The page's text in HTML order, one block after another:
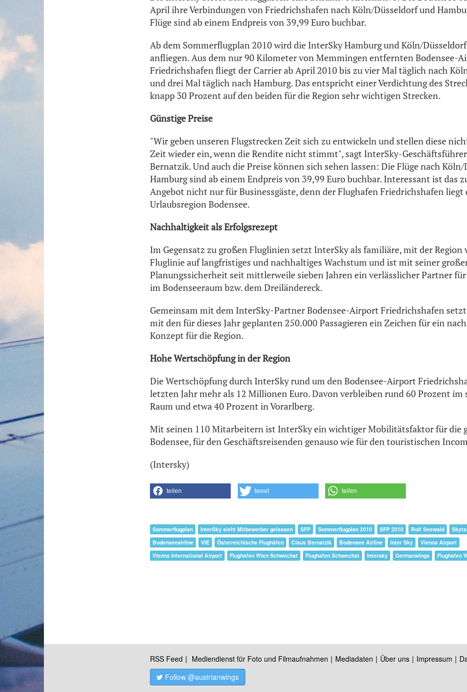
April ihre Verbindungen von Friedrichshafen nach Köln/Düsseldorf und
Flüge sind ab einem Endpreis von 39,99 Euro buchbar.
Ab dem Sommerflugplan 2010 wird die InterSky Hamburg und Köln/
anfliegen. Aus dem nur 90 Kilometer von Memmingen entfernten Bodensee-
Friedrichshafen fliegt der Carrier ab April 2010 bis zu vier Mal täglich nach
und drei Mal täglich nach Hamburg. Das entspricht einer Verdichtung des
knapp 30 Prozent auf den beiden für die Region sehr wichtigen Strecken.
Günstige Preise
"Wir geben unseren Flugstrecken Zeit sich zu entwickeln und stellen diese
Zeit wieder ein, wenn die Rendite nicht stimmt", sagt InterSky-
Bernatzik. Und auch die Preise können sich sehen lassen: Die Flüge nach
Hamburg sind ab einem Endpreis von 39,99 Euro buchbar. Interessant ist das
Angebot nicht nur für Businessgäste, denn der Flughafen Friedrichshafen
Urlaubsregion Bodensee.
Nachhaltigkeit als Erfolgsrezept
Im Gegensatz zu großen Fluglinien setzt InterSky als familiäre, mit der Region
Fluglinie auf langfristiges und nachhaltiges Wachstum und ist mit seiner
Planungssicherheit seit mittlerweile sieben Jahren ein verlässlicher Partner
im Bodenseeraum bzw. dem Dreiländereck.
Gemeinsam mit dem InterSky-Partner Bodensee-Airport Friedrichshafen
mit den für dieses Jahr geplanten 250.000 Passagieren ein Zeichen für ein
Konzept für die Region.
Hohe Wertschöpfung in der Region
Die Wertschöpfung durch InterSky rund um den Bodensee-Airport
letzten Jahr mehr als 12 Millionen Euro. Davon verbleiben rund 60 Prozent im
Raum und etwa 40 Prozent in Vorarlberg.
Mit seinen 110 Mitarbeitern ist InterSky ein wichtiger Mobilitätsfaktor für die
Bodensee, für den Geschäftsreisenden genauso wie für den touristischen
(Intersky)
teilen tweet teilen
Sommerflugplan InterSky sieht Mitbewerber gelassen SFP Sommerflugplan 2010 SFP 2010 Rolf Seewald
Bodenseeairline
VIE Österreichische Flughäfen Claus Bernatzik Bodensee Airline Inter Sky
Vienna Airport
Vienna International Airport
Flughafen Wien Schwechat Flughafen Schwechat Intersky Germanwings Flughafen
RSS Feed Mediendienst für Foto und Filmaufnahmen Mediadaten Über uns Impressum
Follow @austrianwings